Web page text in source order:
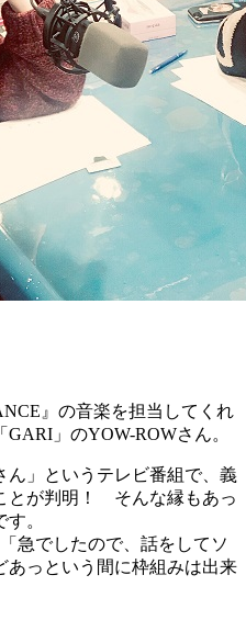
』の音楽を担当してくれ
」のYOW-ROWさん。
ん」というテレビ番組で、義
とが判明！ そんな縁もあっ
。
急でしたので、話をしてソ
あっという間に枠組みは出来